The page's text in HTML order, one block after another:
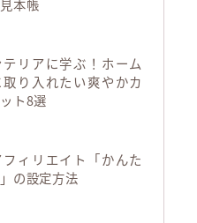
本帳
リアに学ぶ！ホーム
り入れたい爽やかカ
ト8選
ィリエイト「かんた
の設定方法